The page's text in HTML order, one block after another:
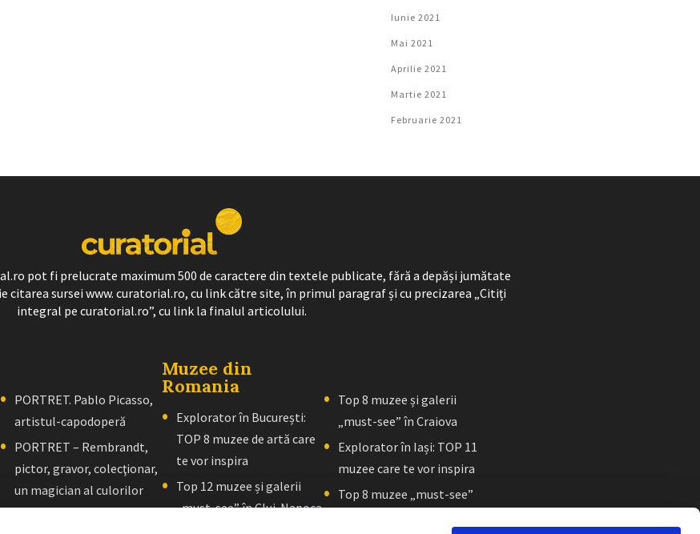
Iunie 2021
Mai 2021
Aprilie 2021
Martie 2021
Februarie 2021
pot fi prelucrate maximum 500 de caractere din textele publicate, fără a depăși jumătate
sursei www. curatorial.ro, cu link către site, în primul paragraf și cu precizarea „Citiți
integral pe curatorial.ro”, cu link la finalul articolului.
PORTRET. Pablo Picasso,
artistul-capodoperă
PORTRET – Rembrandt,
pictor, gravor, colecţionar,
un magician al culorilor
Muzee din
Romania
Explorator în București:
TOP 8 muzee de artă care
te vor inspira
Top 12 muzee și galerii
„must-see” în Cluj-Napoca
Top 8 muzee și galerii
„must-see” în Craiova
Explorator în Iași: TOP 11
muzee care te vor inspira
Top 8 muzee „must-see”